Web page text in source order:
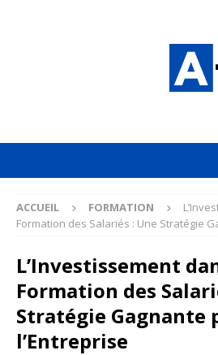
ACCUEIL FORMATION
Formation des Salariés : Une Stratégie
L’Investissement
Formation des
Stratégie Gagnante
l’Entreprise